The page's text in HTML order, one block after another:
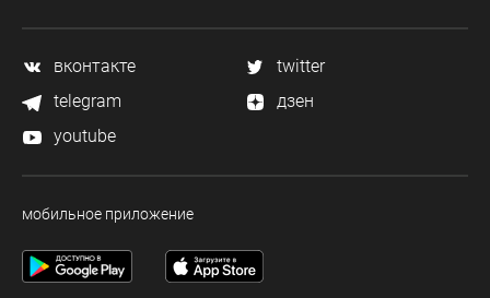
вконтакте
twitter
telegram
дзен
youtube
мобильное приложение